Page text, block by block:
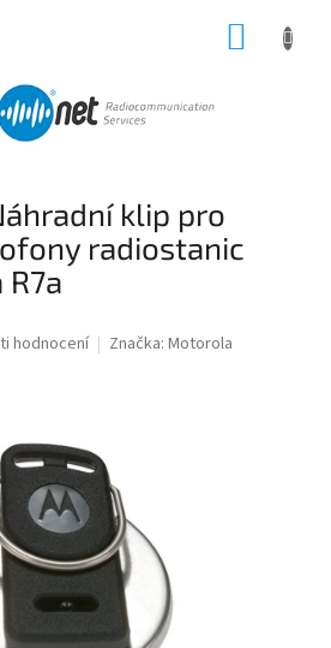
klip pro
radiostanic
hodnocení Značka: Motorola